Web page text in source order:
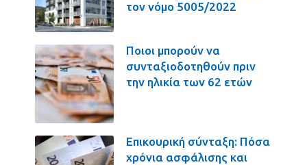
τον νόμο 5005/2022
Ποιοι μπορούν να
συνταξιοδοτηθούν πριν
την ηλικία των 62 ετών
Επικουρική σύνταξη: Πόσα
χρόνια ασφάλισης και